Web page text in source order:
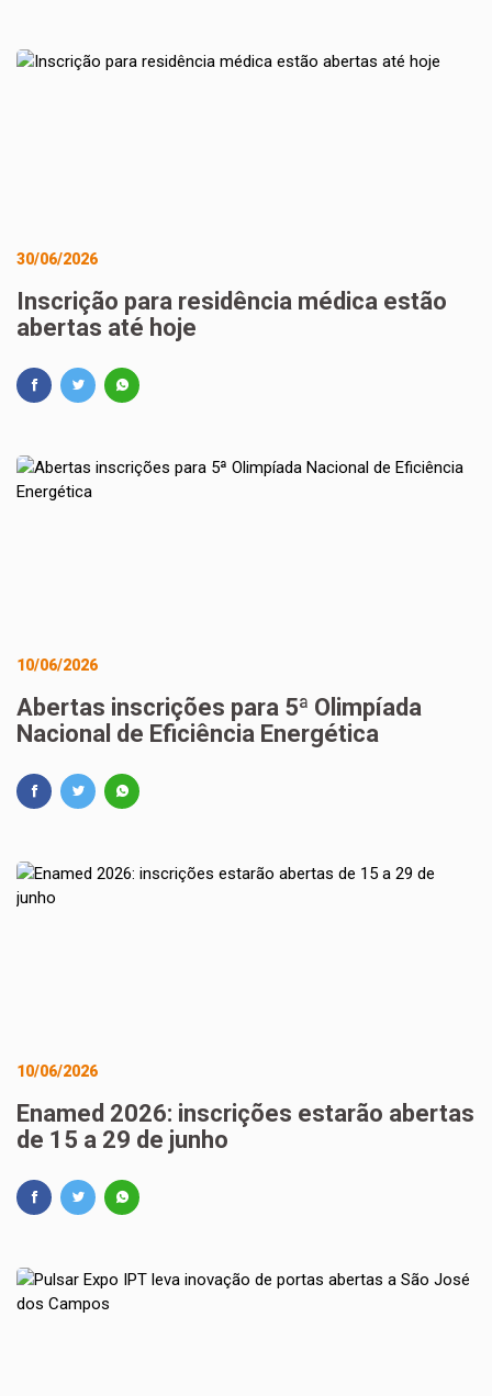
30/06/2026
Inscrição para residência médica estão
abertas até hoje
10/06/2026
Abertas inscrições para 5ª Olimpíada
Nacional de Eficiência Energética
10/06/2026
Enamed 2026: inscrições estarão abertas
de 15 a 29 de junho